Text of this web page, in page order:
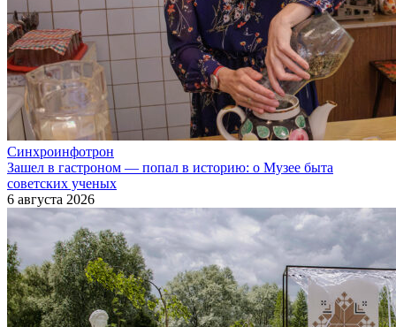
Синхроинфотрон
Зашел в гастроном — попал в историю: о Музее быта
советских ученых
6 августа 2026